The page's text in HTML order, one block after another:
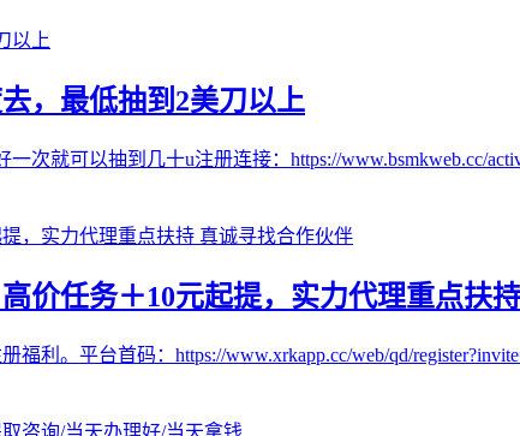
，最低抽到2美刀以上
次就可以抽到几十u注册连接：https://www.bsmkweb.cc/
价任务＋10元起提，实力代理重点扶
利。平台首码：https://www.xrkapp.cc/web/qd/